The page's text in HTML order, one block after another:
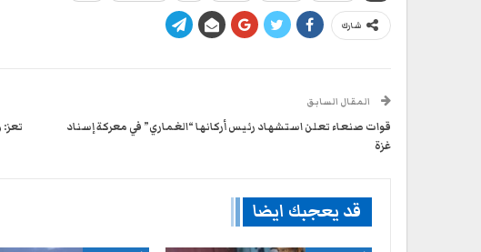
شارك
المقال السابق
قوات صنعاء تعلن استشهاد رئيس أركانها “الغماري” في معركة إسناد
غزة
قد يعجبك ايضا